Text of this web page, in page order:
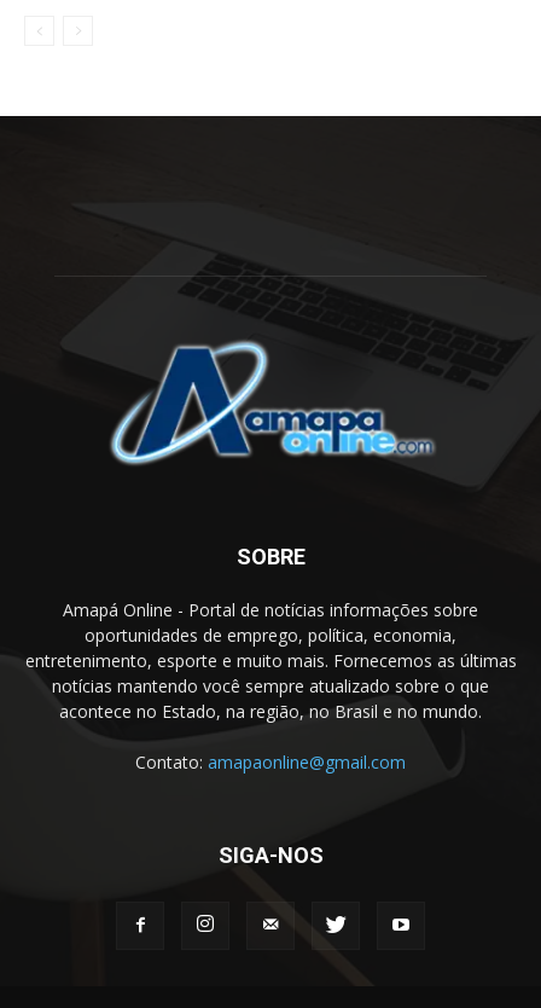
SOBRE
Amapá Online - Portal de notícias informações sobre
oportunidades de emprego, política, economia,
entretenimento, esporte e muito mais. Fornecemos as últimas
notícias mantendo você sempre atualizado sobre o que
acontece no Estado, na região, no Brasil e no mundo.
Contato: amapaonline@gmail.com
SIGA-NOS